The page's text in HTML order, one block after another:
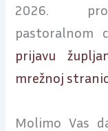
2026.
pastoralnom
prijavu
mrežnoj
Molimo Vas